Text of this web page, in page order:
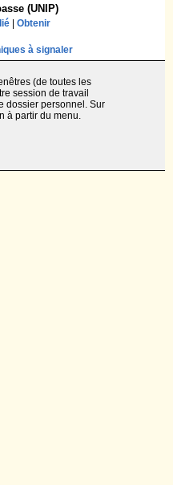
(UNIP)
Obtenir
à signaler
(de toutes les
session de travail
dossier personnel. Sur
à partir du menu.